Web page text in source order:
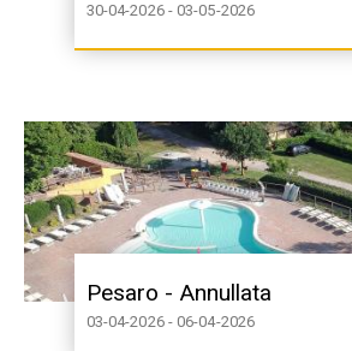
30-04-2026 - 03-05-2026
Pesaro - Annullata
03-04-2026 - 06-04-2026